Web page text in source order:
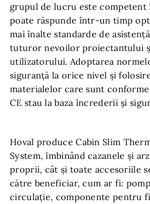
grupul de lucru este competent
poate răspunde într-un timp
mai înalte standarde de
tuturor nevoilor proiectantului
utilizatorului. Adoptarea
siguranţă la orice nivel şi
materialelor care sunt
CE stau la baza încrederii şi
Hoval produce Cabin Slim
System, îmbinând cazanele şi
proprii, cât și toate accesoriile
către beneficiar, cum ar fi:
circulație, componente pentru